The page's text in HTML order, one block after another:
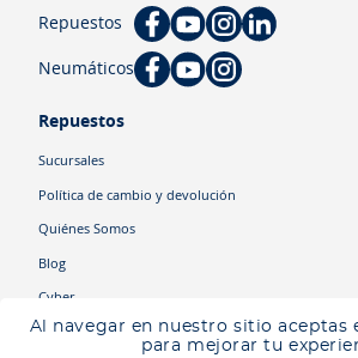
Al navegar en nuestro sitio aceptas
para mejorar tu
Repuestos
Neumáticos
Repuestos
Sucursales
Política de cambio y devolución
Quiénes Somos
Blog
Cyber